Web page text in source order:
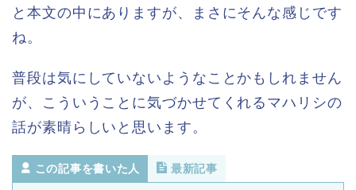
と本文の中にありますが、まさにそんな感じです
ね。
普段は気にしていないようなことかもしれません
が、こういうことに気づかせてくれるマハリシの
話が素晴らしいと思います。
この記事を書いた人 最新記事